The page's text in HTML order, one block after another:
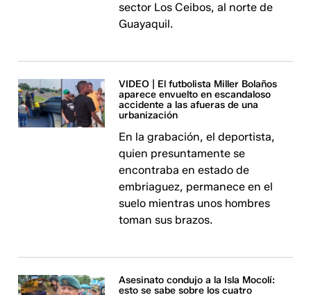
sector Los Ceibos, al norte de
Guayaquil.
VIDEO | El futbolista Miller Bolaños
aparece envuelto en escandaloso
accidente a las afueras de una
urbanización
En la grabación, el deportista,
quien presuntamente se
encontraba en estado de
embriaguez, permanece en el
suelo mientras unos hombres
toman sus brazos.
Asesinato condujo a la Isla Mocolí:
esto se sabe sobre los cuatro